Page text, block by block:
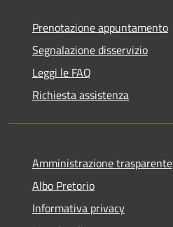
Prenotazione appuntamento
Segnalazione disservizio
Leggi le FAQ
Richiesta assistenza
Amministrazione trasparente
Albo Pretorio
Informativa privacy